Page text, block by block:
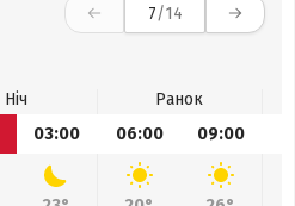
7/14
Ніч
Ранок
03:00 06:00 09:00